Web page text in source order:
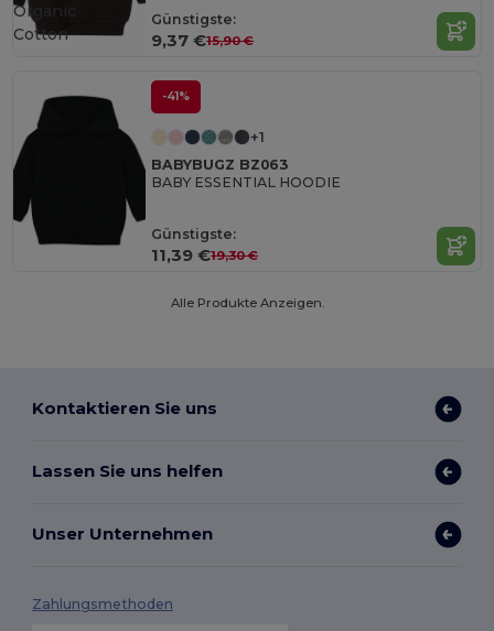
Günstigste:
9,37 €15,90 €
Organic
Cotton
-41%
+1
BABYBUGZ BZ063
BABY ESSENTIAL HOODIE
Günstigste:
11,39 €19,30 €
Alle Produkte Anzeigen.
Kontaktieren Sie uns
Lassen Sie uns helfen
Unser Unternehmen
Zahlungsmethoden